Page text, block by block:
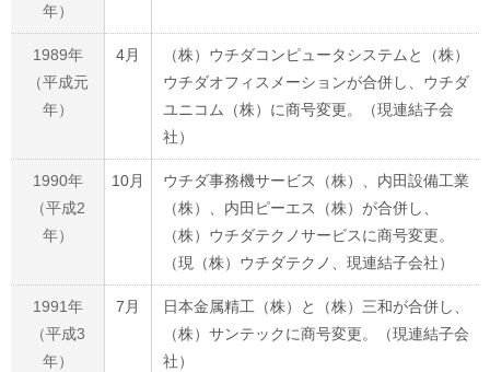
年）
1989年
（平成元
年）
4月
（株）ウチダコンピュータシステムと（株）
ウチダオフィスメーションが合併し、ウチダ
ユニコム（株）に商号変更。（現連結子会
社）
1990年
（平成2
年）
10月
ウチダ事務機サービス（株）、内田設備工業
（株）、内田ピーエス（株）が合併し、
（株）ウチダテクノサービスに商号変更。
（現（株）ウチダテクノ、現連結子会社）
1991年
（平成3
年）
7月
日本金属精工（株）と（株）三和が合併し、
（株）サンテックに商号変更。（現連結子会
社）